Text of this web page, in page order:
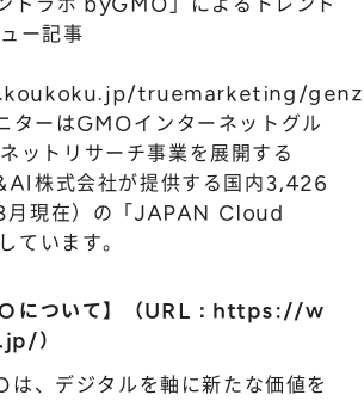
ー記事
truemarketing/
ターはGMOインターネットグル
ットリサーチ事業を展開する
株式会社が提供する国内3,426
月現在）の「JAPAN Cloud
ています。
について】（URL： https://w
）
、デジタルを軸に新たな価値を